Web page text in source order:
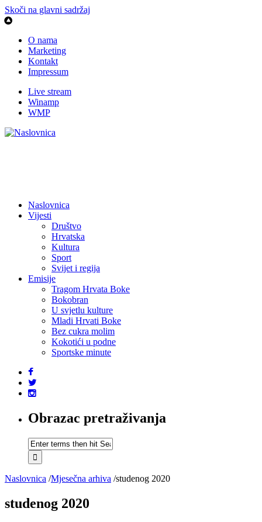
Skoči na glavni sadržaj
O nama
Marketing
Kontakt
Impressum
Live stream
Winamp
WMP
Naslovnica
Vijesti
Društvo
Hrvatska
Kultura
Sport
Svijet i regija
Emisije
Tragom Hrvata Boke
Bokobran
U svjetlu kulture
Mladi Hrvati Boke
Bez cukra molim
Kokotići u podne
Sportske minute
Obrazac pretraživanja
Naslovnica /Mjesečna arhiva /studenog 2020
studenog 2020